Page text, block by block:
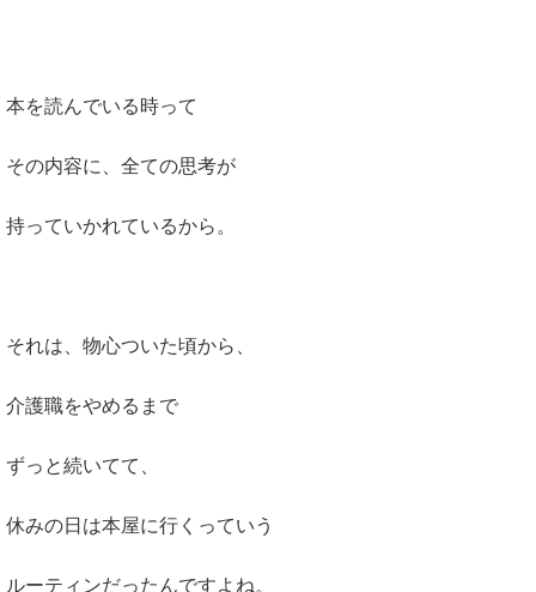
本を読んでいる時って
その内容に、全ての思考が
持っていかれているから。
それは、物心ついた頃から、
介護職をやめるまで
ずっと続いてて、
休みの日は本屋に行くっていう
ルーティンだったんですよね。